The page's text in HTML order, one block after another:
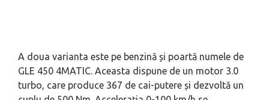
A doua varianta este pe benzină și poartă numele de
GLE 450 4MATIC. Aceasta dispune de un motor 3.0
turbo, care produce 367 de cai-putere și dezvoltă un